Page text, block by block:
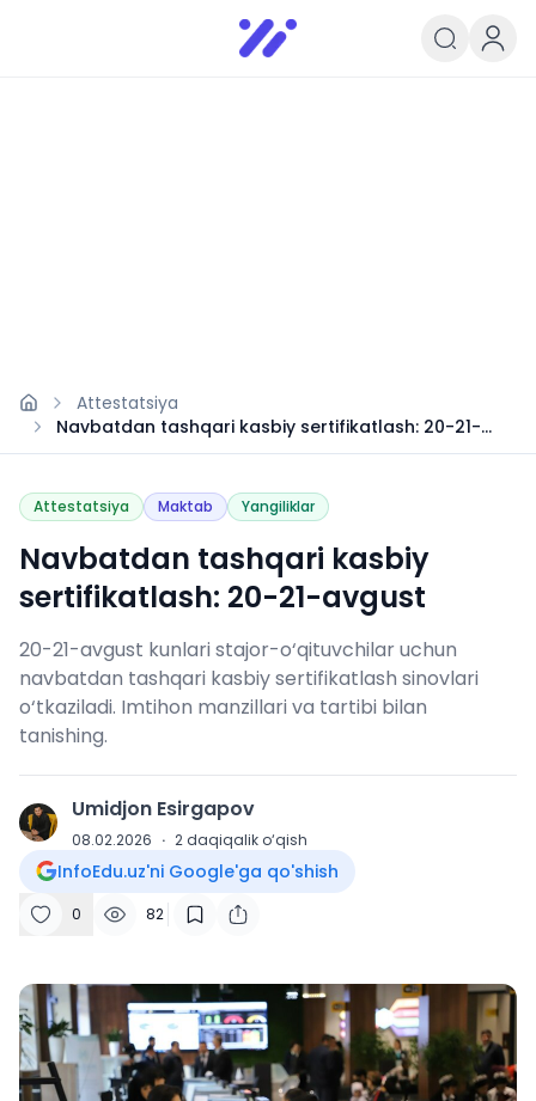
Infoedu
Ta&#039;lim xabarlari va
Attestatsiya
Navbatdan tashqari kasbiy sertifikatlash: 20-21-
avgust
Attestatsiya Maktab Yangiliklar
Navbatdan tashqari kasbiy
sertifikatlash: 20-21-avgust
20-21-avgust kunlari stajor-o‘qituvchilar uchun
navbatdan tashqari kasbiy sertifikatlash sinovlari
o‘tkaziladi. Imtihon manzillari va tartibi bilan
tanishing.
U Umidjon Esirgapov
08.02.2026 · 2 daqiqalik o‘qish
InfoEdu.uz'ni Google'ga qo'shish
0 82